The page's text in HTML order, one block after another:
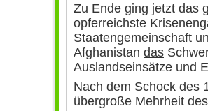
Zu Ende ging jetzt das
opferreichste
Staatengemeinschaft
Afghanistan das
Auslandseinsätze und
Nach dem Schock des
übergroße Mehrheit